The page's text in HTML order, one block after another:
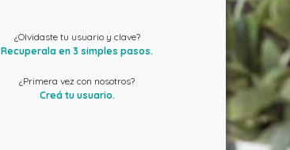
¿Olvidaste tu usuario y clave?
Recuperala en 3 simples pasos.
¿Primera vez con nosotros?
Creá tu usuario.